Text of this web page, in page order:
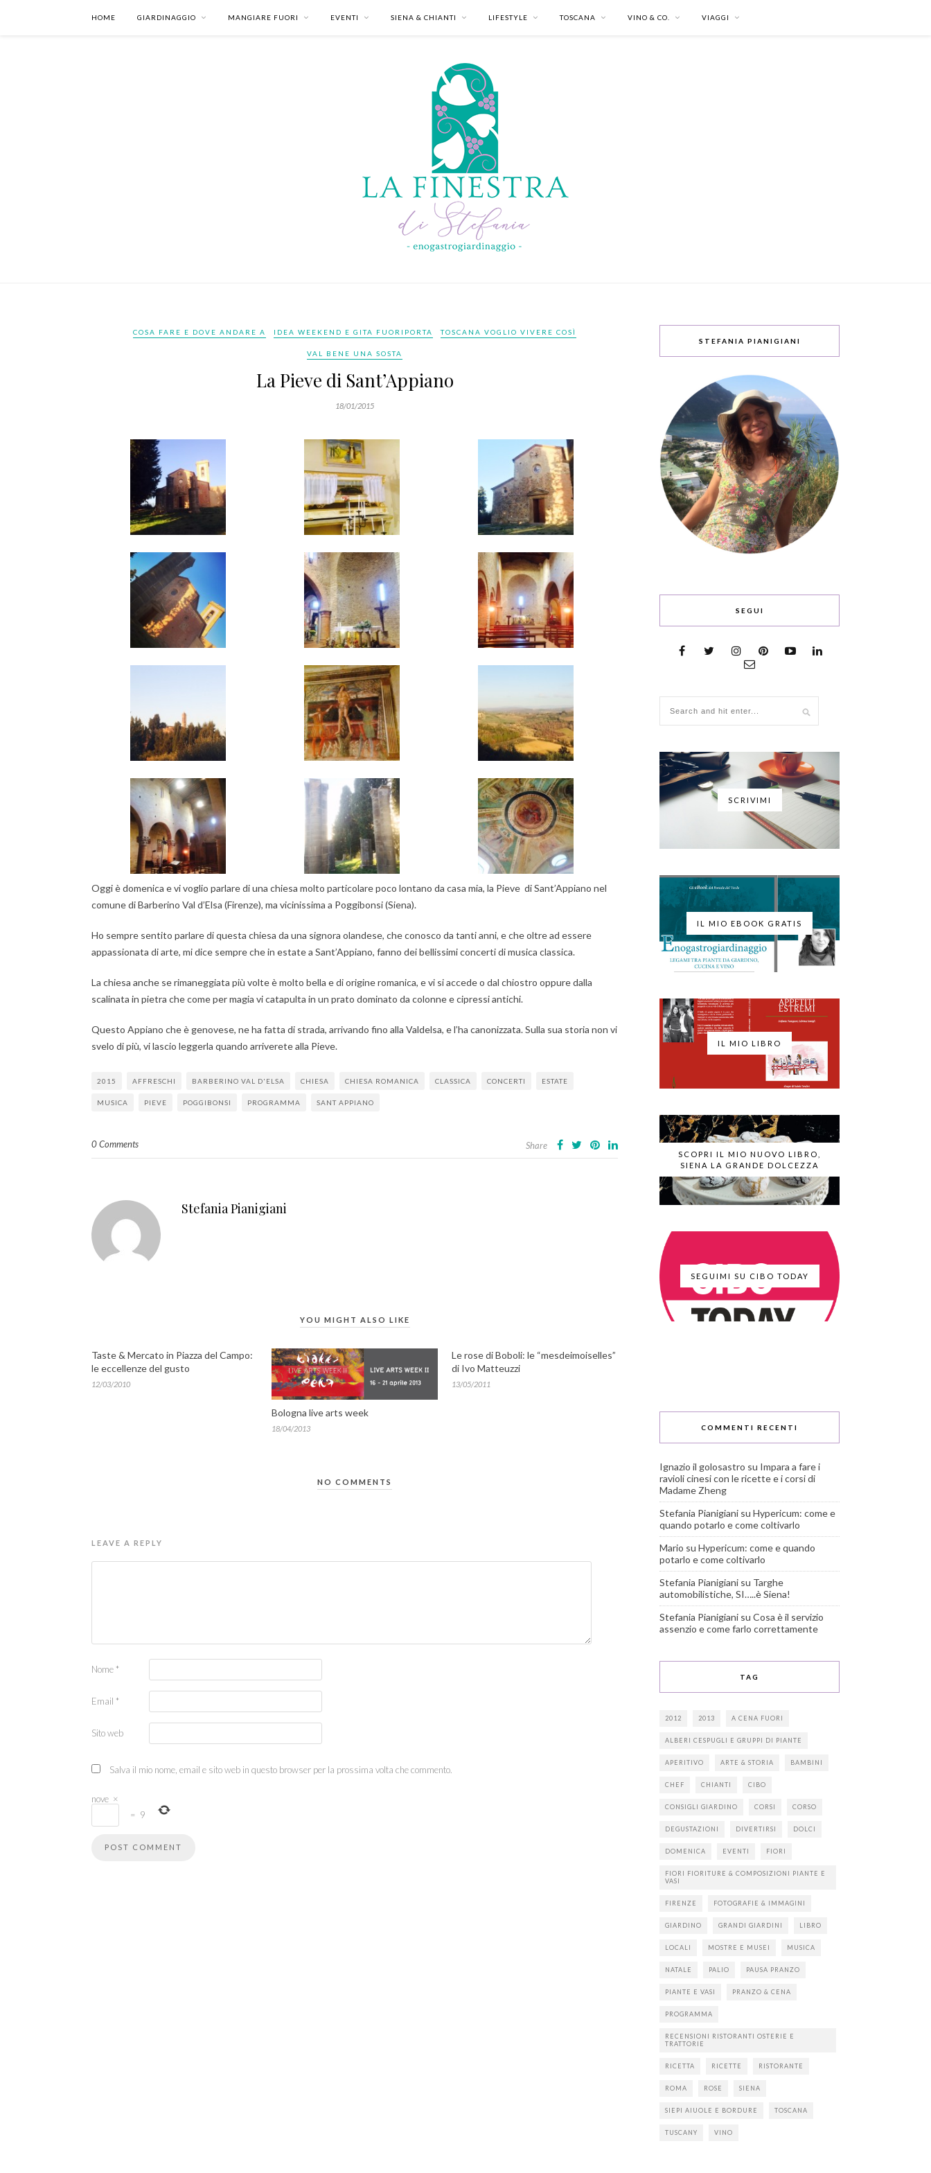
HOME GIARDINAGGIO MANGIARE FUORI EVENTI SIENA & CHIANTI LIFESTYLE TOSCANA VINO & CO. VIAGGI
COSA FARE E DOVE ANDARE A IDEA WEEKEND E GITA FUORIPORTA TOSCANA VOGLIO VIVERE COSÌ
VAL BENE UNA SOSTA
La Pieve di Sant’Appiano
18/01/2015
Oggi è domenica e vi voglio parlare di una chiesa molto particolare poco lontano da casa mia, la Pieve di Sant’Appiano nel
comune di Barberino Val d’Elsa (Firenze), ma vicinissima a Poggibonsi (Siena).
Ho sempre sentito parlare di questa chiesa da una signora olandese, che conosco da tanti anni, e che oltre ad essere
appassionata di arte, mi dice sempre che in estate a Sant’Appiano, fanno dei bellissimi concerti di musica classica.
La chiesa anche se rimaneggiata più volte è molto bella e di origine romanica, e vi si accede o dal chiostro oppure dalla
scalinata in pietra che come per magia vi catapulta in un prato dominato da colonne e cipressi antichi.
Questo Appiano che è genovese, ne ha fatta di strada, arrivando fino alla Valdelsa, e l’ha canonizzata. Sulla sua storia non vi
svelo di più, vi lascio leggerla quando arriverete alla Pieve.
2015 AFFRESCHI BARBERINO VAL D'ELSA CHIESA CHIESA ROMANICA CLASSICA CONCERTI ESTATE
MUSICA PIEVE POGGIBONSI PROGRAMMA SANT APPIANO
0 Comments Share
Stefania Pianigiani
YOU MIGHT ALSO LIKE
Taste & Mercato in Piazza del Campo:
le eccellenze del gusto
12/03/2010
Bologna live arts week
18/04/2013
Le rose di Boboli: le “mesdeimoiselles”
di Ivo Matteuzzi
13/05/2011
NO COMMENTS
LEAVE A REPLY
Nome *
Email *
Sito web
Salva il mio nome, email e sito web in questo browser per la prossima volta che commento.
nove ×
= 9
STEFANIA PIANIGIANI
SEGUI
SCRIVIMI
IL MIO EBOOK GRATIS
IL MIO LIBRO
SCOPRI IL MIO NUOVO LIBRO,
SIENA LA GRANDE DOLCEZZA
SEGUIMI SU CIBO TODAY
COMMENTI RECENTI
Ignazio il golosastro su Impara a fare i
ravioli cinesi con le ricette e i corsi di
Madame Zheng
Stefania Pianigiani su Hypericum: come e
quando potarlo e come coltivarlo
Mario su Hypericum: come e quando
potarlo e come coltivarlo
Stefania Pianigiani su Targhe
automobilistiche, SI…..è Siena!
Stefania Pianigiani su Cosa è il servizio
assenzio e come farlo correttamente
TAG
2012 2013 A CENA FUORI
ALBERI CESPUGLI E GRUPPI DI PIANTE
APERITIVO ARTE & STORIA BAMBINI
CHEF CHIANTI CIBO
CONSIGLI GIARDINO CORSI CORSO
DEGUSTAZIONI DIVERTIRSI DOLCI
DOMENICA EVENTI FIORI
FIORI FIORITURE & COMPOSIZIONI PIANTE E
VASI
FIRENZE FOTOGRAFIE & IMMAGINI
GIARDINO GRANDI GIARDINI LIBRO
LOCALI MOSTRE E MUSEI MUSICA
NATALE PALIO PAUSA PRANZO
PIANTE E VASI PRANZO & CENA
PROGRAMMA
RECENSIONI RISTORANTI OSTERIE E
TRATTORIE
RICETTA RICETTE RISTORANTE
ROMA ROSE SIENA
SIEPI AIUOLE E BORDURE TOSCANA
TUSCANY VINO